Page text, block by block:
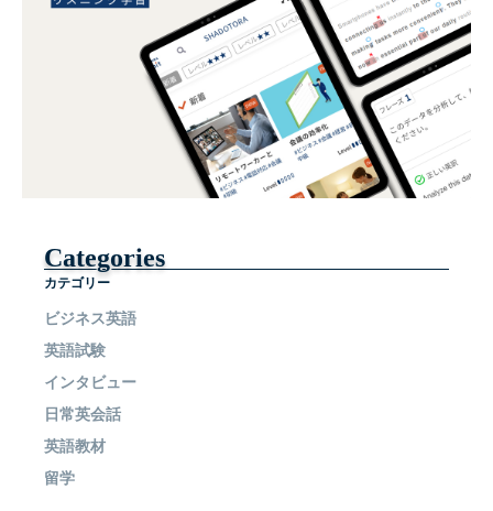
Categories
カテゴリー
ビジネス英語
英語試験
インタビュー
日常英会話
英語教材
留学